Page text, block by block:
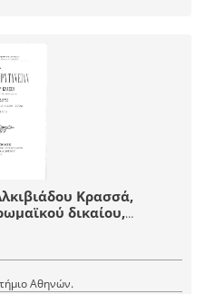
Κρασσά,
δικαίου,
έτος 1899-
Αθηνών.